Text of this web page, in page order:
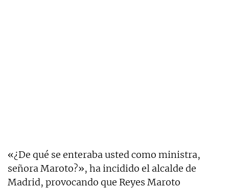
«¿De qué se enteraba usted como ministra,
señora Maroto?», ha incidido el alcalde de
Madrid, provocando que Reyes Maroto